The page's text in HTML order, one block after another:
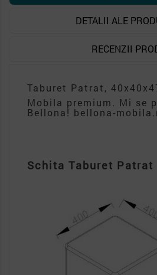
DETALII ALE
RECENZII
Taburet Patrat,
Mobila premium. Mi se
Bellona! bellona-
Schita Taburet Patrat